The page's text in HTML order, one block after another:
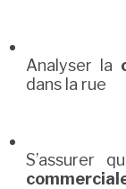
Analyser la
dans la rue
S’assurer